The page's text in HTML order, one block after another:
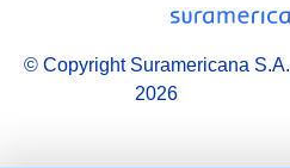
© Copyright Suramericana S.A.
2026